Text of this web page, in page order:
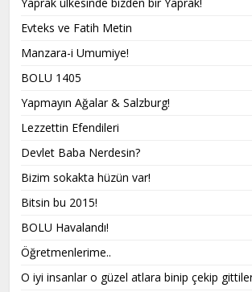
Evteks ve Fatih Metin
Manzara-i Umumiye!
BOLU 1405
Yapmayın Ağalar & Salzburg!
Lezzettin Efendileri
Devlet Baba Nerdesin?
Bizim sokakta hüzün var!
Bitsin bu 2015!
BOLU Havalandı!
Öğretmenlerime..
O iyi insanlar o güzel atlara binip çekip